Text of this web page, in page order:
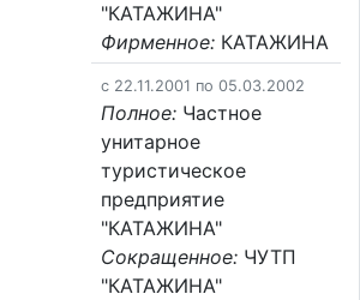
"КАТАЖИНА"
Фирменное: КАТАЖИНА
c 22.11.2001 по 05.03.2002
Полное: Частное
унитарное
туристическое
предприятие
"КАТАЖИНА"
Сокращенное: ЧУТП
"КАТАЖИНА"